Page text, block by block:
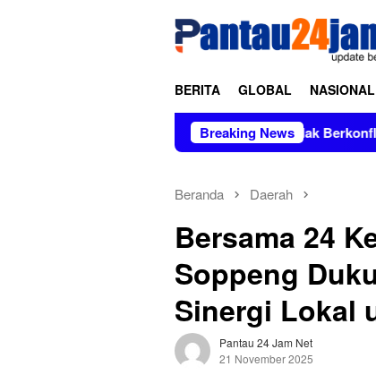
BERITA GLOBAL NASIONAL
Breaking News
Dipimpin Figur Bersih dan Tidak Berkonflik; Prof.
Beranda Daerah
Bersama 24
Soppeng
Sinergi Lokal
Pantau 24 Jam Net
21 November 2025